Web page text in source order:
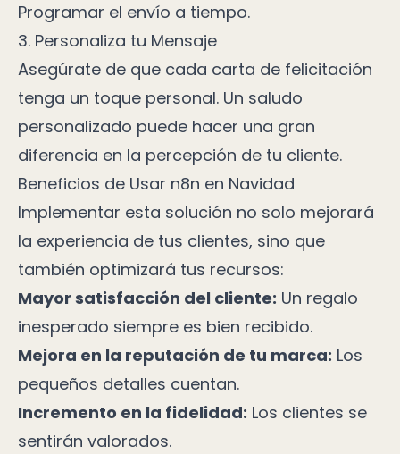
Programar el envío a tiempo.
3. Personaliza tu Mensaje
Asegúrate de que cada carta de felicitación
tenga un toque personal. Un saludo
personalizado puede hacer una gran
diferencia en la percepción de tu cliente.
Beneficios de Usar n8n en Navidad
Implementar esta solución no solo mejorará
la experiencia de tus clientes, sino que
también optimizará tus recursos:
Mayor satisfacción del cliente: Un regalo
inesperado siempre es bien recibido.
Mejora en la reputación de tu marca: Los
pequeños detalles cuentan.
Incremento en la fidelidad: Los clientes se
sentirán valorados.